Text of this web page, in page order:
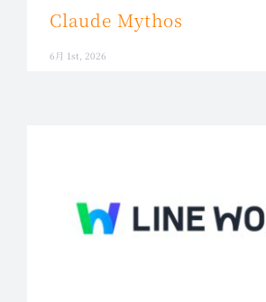
Claude Mythos
6月 1st, 2026